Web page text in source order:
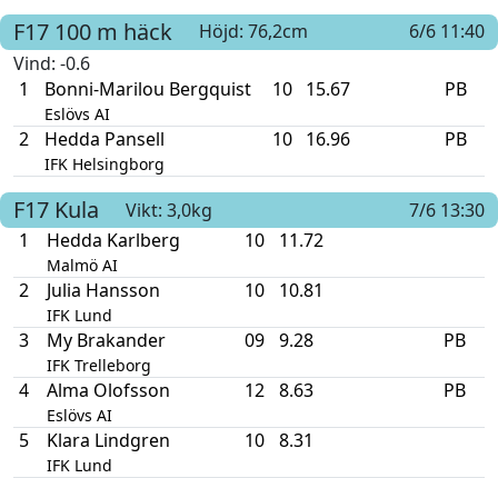
F17 100 m häck Höjd: 76,2cm
6/6 11:40
Vind: -0.6
1
Bonni-Marilou Bergquist
Eslövs AI
10 15.67 PB
2 Hedda Pansell
IFK Helsingborg
10 16.96 PB
F17 Kula Vikt: 3,0kg
7/6 13:30
1
Hedda Karlberg
Malmö AI
10 11.72
2 Julia Hansson
IFK Lund
10 10.81
3 My Brakander
IFK Trelleborg
09 9.28 PB
4 Alma Olofsson
Eslövs AI
12 8.63 PB
5 Klara Lindgren
IFK Lund
10 8.31